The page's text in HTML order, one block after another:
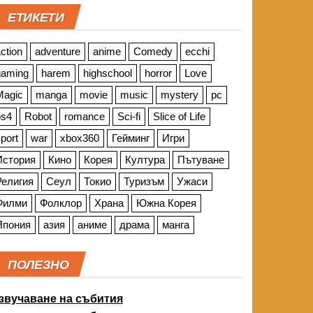
ЕТИКЕТИ
adventure anime Comedy
ecchi
harem highschool horror
Love
manga movie music mystery
pc
Robot romance Sci-fi
Slice of Life
war xbox360 Гейминг
Игри
Кино Корея Култура
Пътуване
Сеул Токио Туризъм
Ужаси
Фолклор Храна
Южна Корея
азия аниме драма манга
ПОЛЕЗНО
на събития